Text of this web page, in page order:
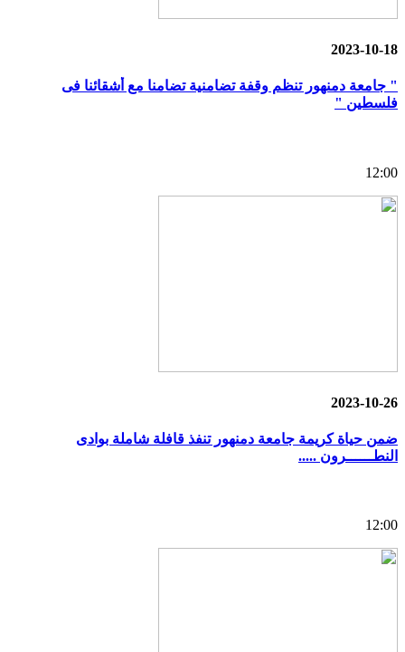
2023-10-18
" جامعة دمنهور تنظم وقفة تضامنية تضامنا مع أشقائنا فى
فلسطين "
12:00
2023-10-26
ضمن حياة كريمة جامعة دمنهور تنفذ قافلة شاملة بوادى
النطــــــرون .....
12:00